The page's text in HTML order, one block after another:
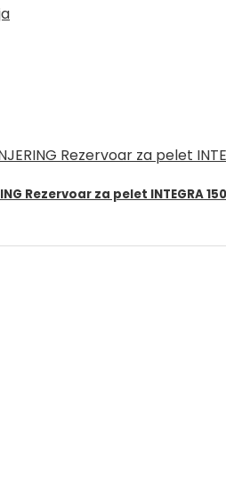
Rezervoar za pelet INTEGRA